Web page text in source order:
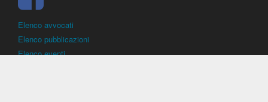
Elenco avvocati
Elenco pubblicazioni
Elenco eventi